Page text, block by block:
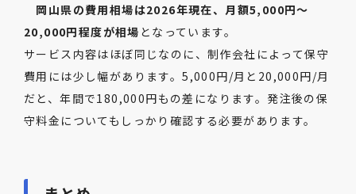
岡山県の費用相場は2026年現在、月額5,000円〜
20,000円程度が相場 となっています。
サービス内容はほぼ同じなのに、制作会社によって保守
費用には少し幅があります。5,000円/月と20,000円/月
だと、年間で180,000円もの差になります。発注後の保
守料金についてもしっかり確認する必要があります。